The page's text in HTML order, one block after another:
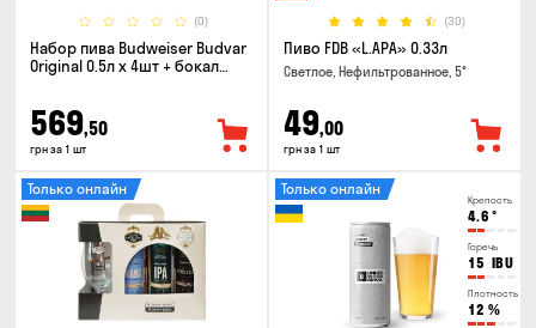
(0)
Набор пива Budweiser Budvar
Original 0.5л х 4шт + бокал
569,50
грн за 1 шт
(30)
Пиво FDB «L.APA» 0.33л
Светлое, Нефильтрованное, 5°
49,00
грн за 1 шт
Только онлайн
Крепость
4.6 °
Горечь
15 IBU
Плотность
12 %
Только онлайн